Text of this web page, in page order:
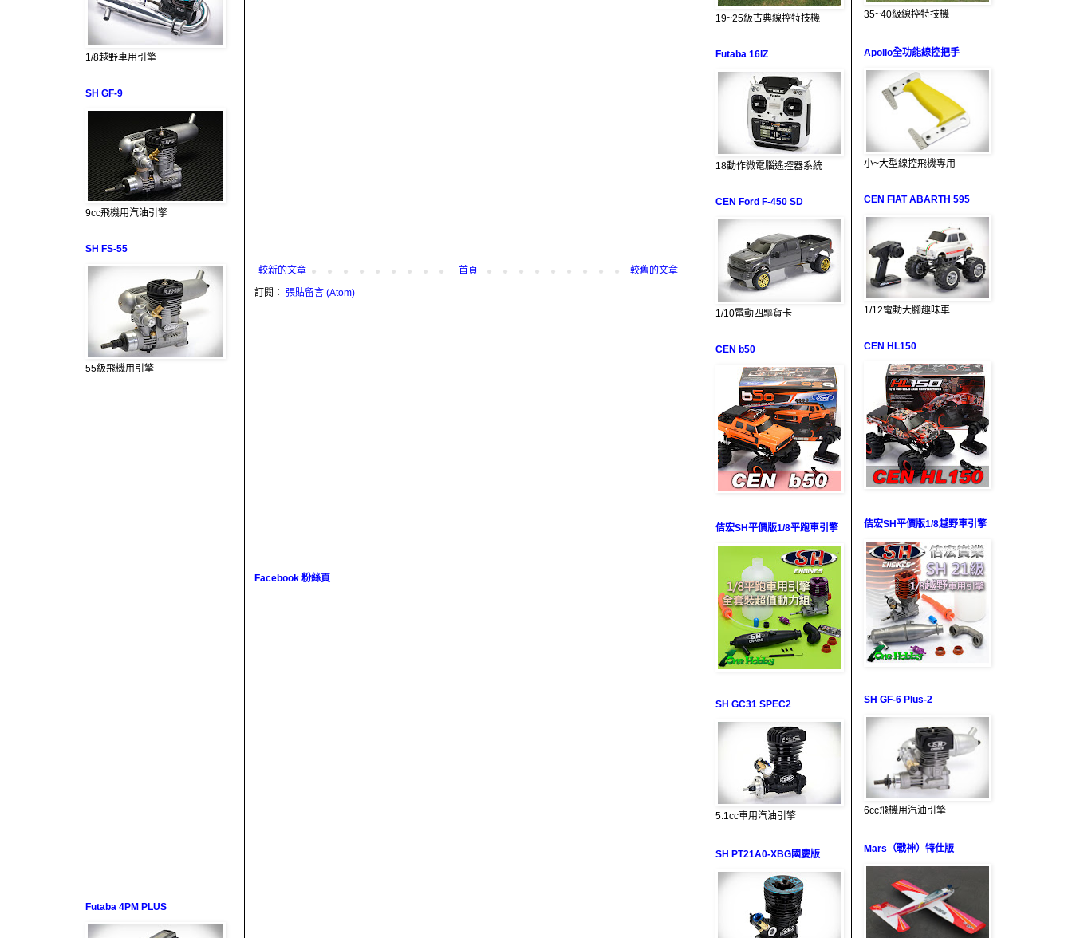
較新的文章 較舊的文章
首頁
訂閱： 張貼留言 (Atom)
Facebook 粉絲頁
1/8越野車用引擎
SH GF-9
9cc飛機用汽油引擎
SH FS-55
55級飛機用引擎
Futaba 4PM PLUS
19~25級古典線控特技機
Futaba 16IZ
18動作微電腦遙控器系統
CEN Ford F-450 SD
1/10電動四驅貨卡
CEN b50
佶宏SH平價版1/8平跑車引擎
SH GC31 SPEC2
5.1cc車用汽油引擎
SH PT21A0-XBG國慶版
35~40級線控特技機
Apollo全功能線控把手
小~大型線控飛機專用
CEN FIAT ABARTH 595
1/12電動大腳趣味車
CEN HL150
佶宏SH平價版1/8越野車引擎
SH GF-6 Plus-2
6cc飛機用汽油引擎
Mars（戰神）特仕版